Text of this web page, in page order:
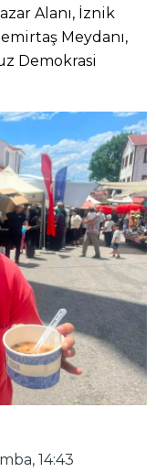
Alanı, İznik
Meydanı,
Demokrasi
14:43